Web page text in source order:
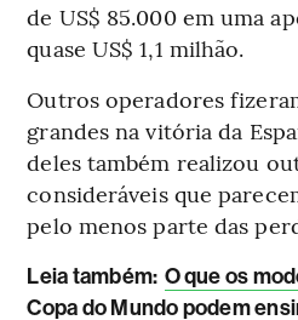
de US$ 85.000 em uma
quase US$ 1,1 milhão.
Outros operadores
grandes na vitória da
deles também realizou
consideráveis que
pelo menos parte das
Leia também: O que os
Copa do Mundo podem